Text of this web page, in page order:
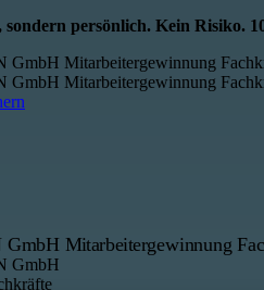
persönlich. Kein Risiko.